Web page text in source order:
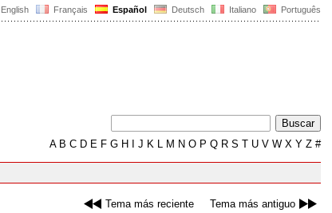
English Français Español Deutsch Italiano Português
AB C D E F G H J K L M N O P Q R S T U V W X Y Z #
Tema más reciente Tema más antiguo